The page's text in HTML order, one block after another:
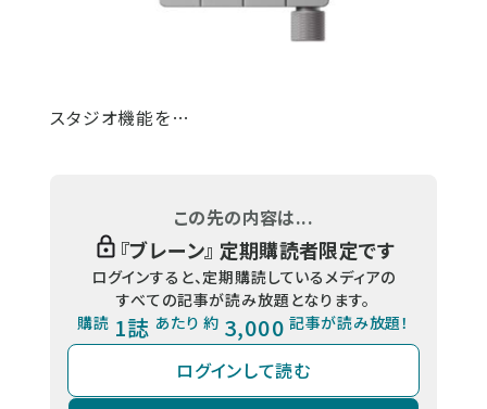
スタジオ機能を…
この先の内容は...
『ブレーン』 定期購読者限定です
ログインすると、定期購読しているメディアの
すべての記事が読み放題となります。
購読 1誌 あたり 約 3,000 記事が読み放題！
ログインして読む